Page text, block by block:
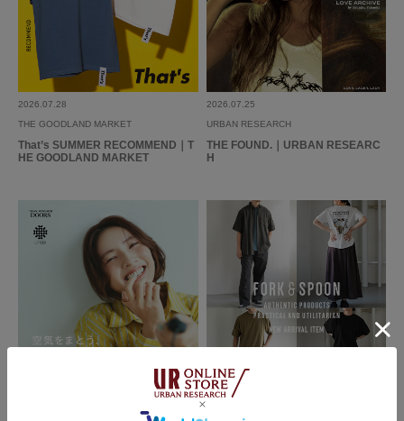
2026.07.28
THE GOODLAND MARKET
That’s SUMMER RECOMMEND｜T
HE GOODLAND MARKET
2026.07.25
URBAN RESEARCH
THE FOUND.｜URBAN RESEARC
H